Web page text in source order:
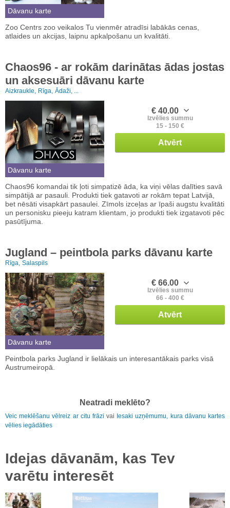
Dāvanu karte
Zoo Centrs zoo veikalos Tu vienmēr atradīsi labākās cenas,
atlaides un akcijas, laipnu apkalpošanu un kvalitāti.
Chaos96 - ar rokām darinātas ādas jostas
un aksesuāri dāvanu karte
Aizkraukle, Rīga, Ādaži, ...
Dāvanu karte
€ 40.00
Izvēlies summu
15 - 150 €
Atvērt
Chaos96 komandai tik ļoti simpatizē āda, ka viņi vēlas dalīties savā
simpātijā ar pasauli. Produkti tiek gatavoti ar rokām tepat Latvijā,
bet nēsāti visapkārt pasaulei. Zīmols izceļas ar īpaši augstu kvalitāti
un personisku pieeju katram klientam, jo produkti tiek izgatavoti pēc
pasūtījuma.
Jugland – peintbola parks dāvanu karte
Rīga, Salaspils
Dāvanu karte
€ 66.00
Izvēlies summu
66 - 400 €
Atvērt
Peintbola parks Jugland ir lielākais un interesantākais parks visā
Austrumeiropā.
Neatradi meklēto?
Veic meklēšanu vēlreiz ar citu frāzi vai Iesaki uzņēmumu, kura dāvanu kartes
vēlies iegādāties
Idejas dāvanām, kas Tev
varētu interesēt